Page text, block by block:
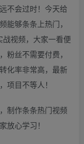
不会过时！今天给
能够条条上热门，
视频，大家一看便
粉丝不需要付费，
化率非常高，最新
项目不等人！
制作条条热门视频
放心学习！